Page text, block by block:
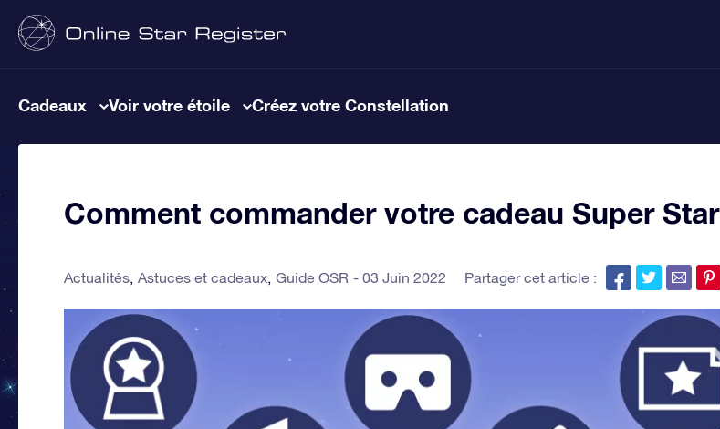
Cadeaux Voir votre étoile Créez votre Constellation
Comment commander votre cadeau Super Star
Actualités Astuces et cadeaux Guide OSR 03 Juin 2022 Partager cet article :